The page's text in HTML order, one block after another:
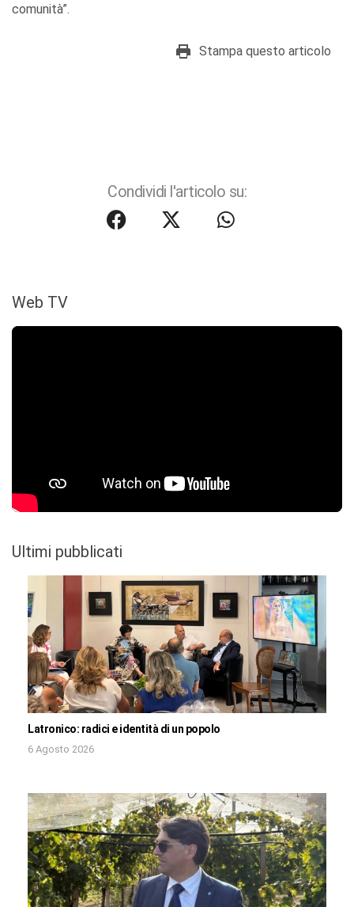
comunità”.
Stampa questo articolo
Condividi l'articolo su:
Web TV
Ultimi pubblicati
Latronico: radici e identità di un popolo
6 Agosto 2026